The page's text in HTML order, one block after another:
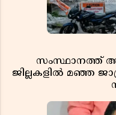
സംസ്ഥാനത്ത്
ജില്ലകളിൽ മഞ്ഞ